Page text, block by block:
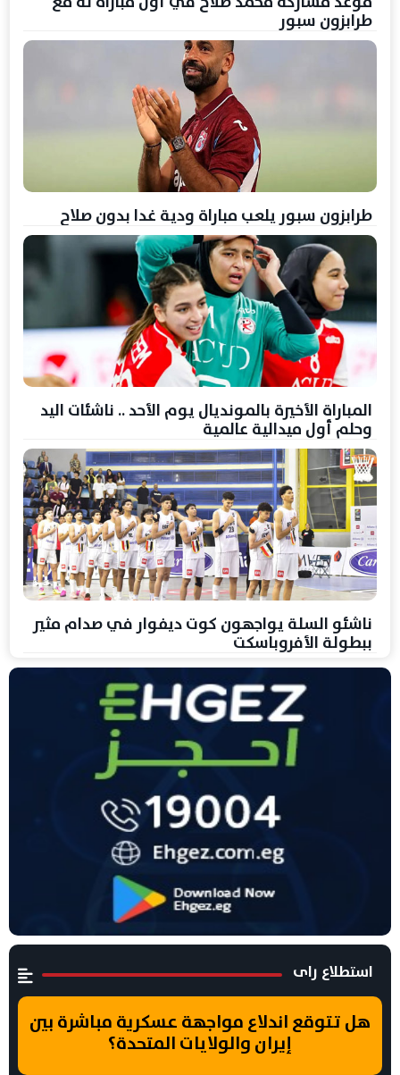
طرابزون سبور
طرابزون سبور يلعب مباراة ودية غدا بدون صلاح
المباراة الأخيرة بالمونديال يوم الأحد .. ناشئات اليد
وحلم أول ميدالية عالمية
ناشئو السلة يواجهون كوت ديفوار في صدام مثير
ببطولة الأفروباسكت
استطلاع راى
هل تتوقع اندلاع مواجهة عسكرية مباشرة بين
إيران والولايات المتحدة؟